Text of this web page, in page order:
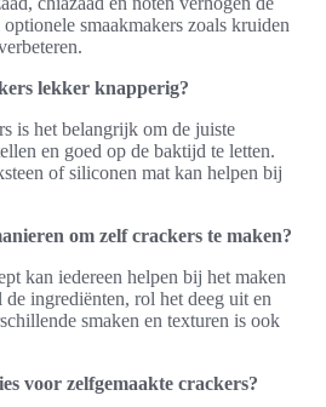
smaakmakers zoals kruiden
lekker knapperig?
is het belangrijk om de juiste
en goed op de baktijd te letten.
of siliconen mat kan helpen bij
om zelf crackers te maken?
kan iedereen helpen bij het maken
ingrediënten, rol het deeg uit en
smaken en texturen is ook
voor zelfgemaakte crackers?